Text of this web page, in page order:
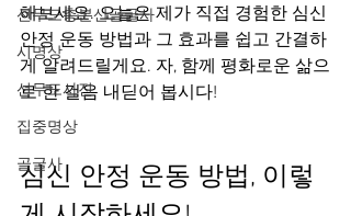
선무도총본산골굴사
시명상
선무도사진
집중명상
골굴사
해보세요. 오늘은 제가 직접 경험한 심신
안정 운동 방법과 그 효과를 쉽고 간결하
게 알려드릴게요. 자, 함께 평화로운 삶으
로 한 걸음 내딛어 봅시다!
심신 안정 운동 방법, 이렇